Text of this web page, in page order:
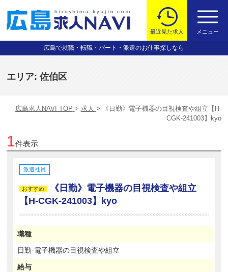
広島で就職・転職・パート・派遣のお仕事探しなら
最近見た求人 メニュー
エリア:佐伯区
広島求人NAVI TOP 求人
《日勤》電子機器の目視検査や組立【H-
CGK-241003】kyo
1件表示
派遣社員
おすすめ
《日勤》電子機器の目視検査や組立
【H-CGK-241003】kyo
職種
日勤-電子機器の目視検査や組立
給与